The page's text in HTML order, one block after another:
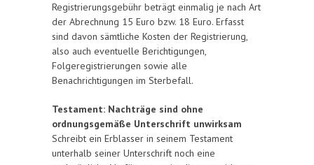
Registrierungsgebühr beträgt einmalig je nach Art
der Abrechnung 15 Euro bzw. 18 Euro. Erfasst
sind davon sämtliche Kosten der Registrierung,
also auch eventuelle Berichtigungen,
Folgeregistrierungen sowie alle
Benachrichtigungen im Sterbefall.
Testament: Nachträge sind ohne
ordnungsgemäße Unterschrift unwirksam
Schreibt ein Erblasser in seinem Testament
unterhalb seiner Unterschrift noch eine